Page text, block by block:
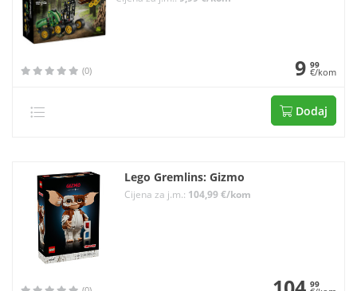
(0) 9 99
€/kom
Dodaj
Lego Gremlins: Gizmo
Cijena za j.m.: 104,99 €/kom
99